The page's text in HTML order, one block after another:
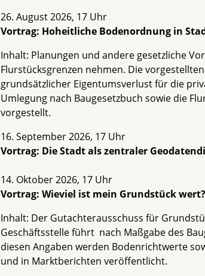
26. August 2026, 17 Uhr
Vortrag: Hoheitliche Bodenordnung in
Inhalt: Planungen und andere gesetzliche
Flurstücksgrenzen nehmen. Die
grundsätzlicher Eigentumsverlust für die
Umlegung nach Baugesetzbuch sowie die
vorgestellt.
16. September 2026, 17 Uhr
Vortrag: Die Stadt als zentraler
14. Oktober 2026, 17 Uhr
Vortrag: Wieviel ist mein Grundstück
Inhalt: Der Gutachterausschuss für
Geschäftsstelle führt nach Maßgabe des
diesen Angaben werden Bodenrichtwerte
und in Marktberichten veröffentlicht.